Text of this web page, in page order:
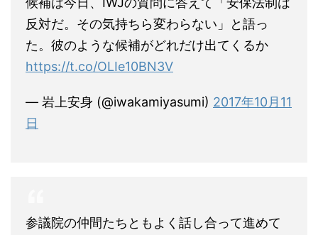
反対だ。その気持ちら変わらない」と語っ
た。彼のような候補がどれだけ出てくるか
https://t.co/OLIe10BN3V
— 岩上安身 (@iwakamiyasumi) 2017年10月11
日
参議院の仲間たちともよく話し合って進めて